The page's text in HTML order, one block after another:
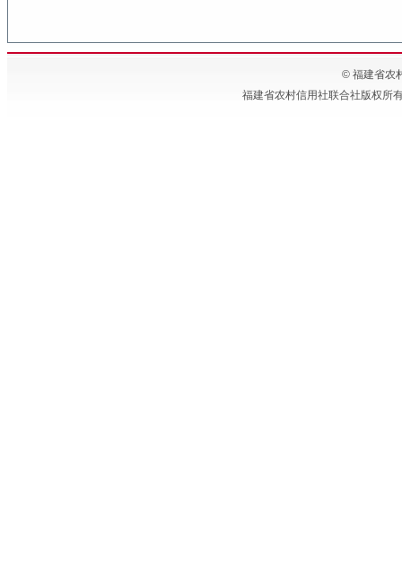
© 福建省农
福建省农村信用社联合社版权所